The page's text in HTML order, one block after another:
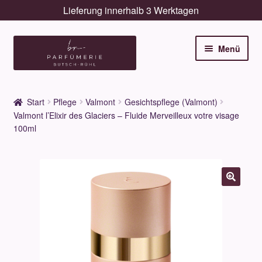
Lieferung innerhalb 3 Werktagen
Navigation
springen
springen
Menü
Pflege
öffnen
Start Pflege Valmont
Gesichtspflege (Valmont)
Valmont l’Elixir des Glaciers – Fluide Merveilleux votre visage
100ml